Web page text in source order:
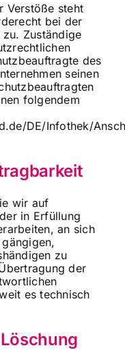
Verstöße steht
bei der
Zuständige
des
seinen
folgendem
DE/Infothek/
wir auf
in Erfüllung
an sich
zu
der
es technisch